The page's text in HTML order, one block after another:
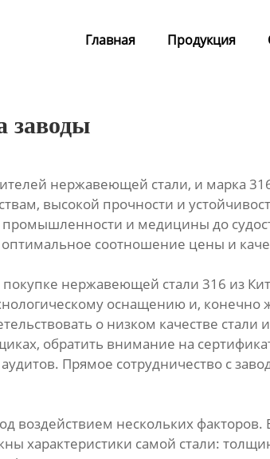
Главная Продукция
заводы
нержавеющей стали, и марка
высокой прочности и
и медицины до
соотношение цены и
нержавеющей стали 316 из
оснащению и, конечно
о низком качестве
обратить внимание на
Прямое сотрудничество с
воздействием нескольких
характеристики самой стали: